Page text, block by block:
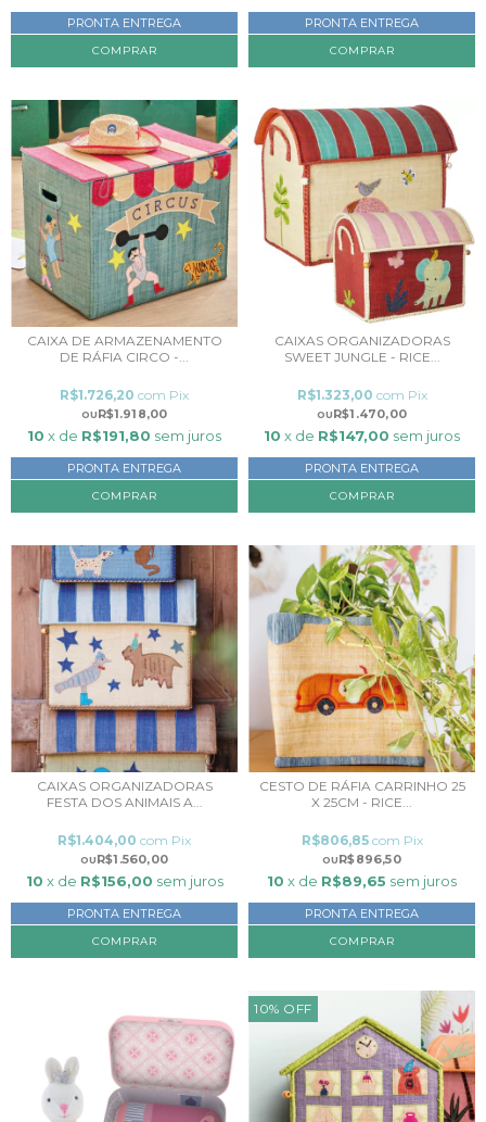
PRONTA ENTREGA
COMPRAR
PRONTA ENTREGA
COMPRAR
CAIXA DE ARMAZENAMENTO
DE RÁFIA CIRCO -...
R$1.918,00
R$1.726,20 com Pix
10 x de R$191,80 sem juros
PRONTA ENTREGA
CAIXAS ORGANIZADORAS
SWEET JUNGLE - RICE...
R$1.470,00
R$1.323,00 com Pix
10 x de R$147,00 sem juros
PRONTA ENTREGA
COMPRAR
CAIXAS ORGANIZADORAS
FESTA DOS ANIMAIS A...
R$1.560,00
R$1.404,00 com Pix
10 x de R$156,00 sem juros
PRONTA ENTREGA
COMPRAR
CESTO DE RÁFIA CARRINHO 25
X 25CM - RICE...
R$896,50
R$806,85 com Pix
10 x de R$89,65 sem juros
PRONTA ENTREGA
10% OFF